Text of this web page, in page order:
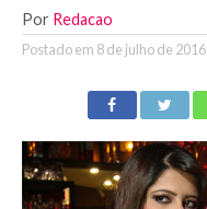
Por Redacao
Postado em 8 de julho de 2016